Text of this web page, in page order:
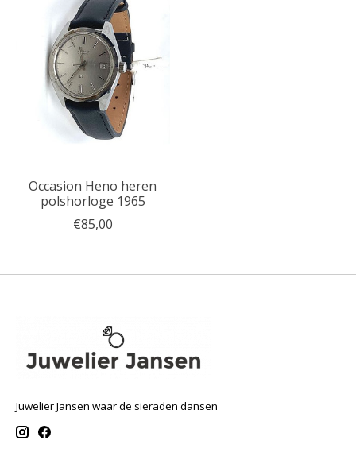
Occasion Heno heren
polshorloge 1965
€85,00
Juwelier Jansen waar de sieraden dansen